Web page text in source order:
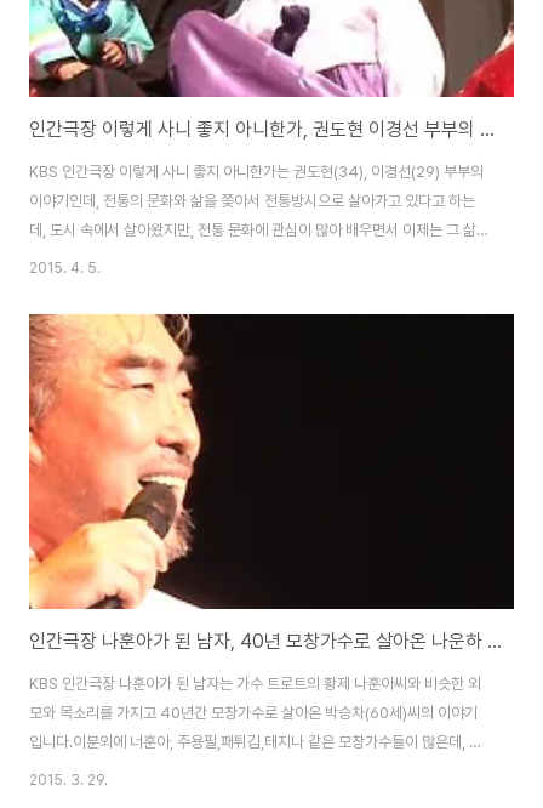
인간극장 이렇게 사니 좋지 아니한가, 권도현 이경선 부부의 전통 방식의 소박하고 순수한 삶
KBS 인간극장 이렇게 사니 좋지 아니한가는 권도현(34), 이경선(29) 부부의
이야기인데, 전통의 문화와 삶을 쫒아서 전통방시으로 살아가고 있다고 하는
데, 도시 속에서 살아왔지만, 전통 문화에 관심이 많아 배우면서 이제는 그 삶을
몸소 실현을 하면서 살아가는 젊은 부부의 이야기인듯 합니다.잭 니콜슨의 주
으로 바꾼듯한 느낌이 들기도 하는데, 이번주 방송을 통해서 우리는 진정으로
바라는 삶을 살고 있는지를 느껴보시면 좋을듯 합니다. 인간극장 나훈아가 된
남자, 40년 모창가수로 살아온 나운하 박승창 이야기인간극장 용소골의 봄, 귀
농해서 함께 농사짓는 참솔 농원 딸부자 가족 이야기인간극장 와룡마을 현옥이
네,천덕산 죽염 ..
2015. 4. 5.
인간극장 나훈아가 된 남자, 40년 모창가수로 살아온 나운하 박승창 이야기
KBS 인간극장 나훈아가 된 남자는 가수 트로트의 황제 나훈아씨와 비슷한 외
모와 목소리를 가지고 40년간 모창가수로 살아온 박승차(60세)씨의 이야기
입니다.이분외에 너훈아, 주용필,패튀김,태지나 같은 모창가수들이 많은데, 자
기가 아닌 다른 사람을 따라하며 살아가는 삶속에의 애환과 슬픔 등을 보여줄
2015. 3. 29.